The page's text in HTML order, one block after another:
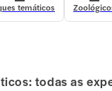
temáticos
todas as